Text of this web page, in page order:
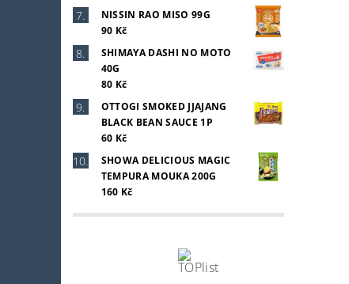
NISSIN RAO MISO 99G
90 Kč
SHIMAYA DASHI NO MOTO
40G
80 Kč
OTTOGI SMOKED JJAJANG
BLACK BEAN SAUCE 1P
60 Kč
SHOWA DELICIOUS MAGIC
TEMPURA MOUKA 200G
160 Kč